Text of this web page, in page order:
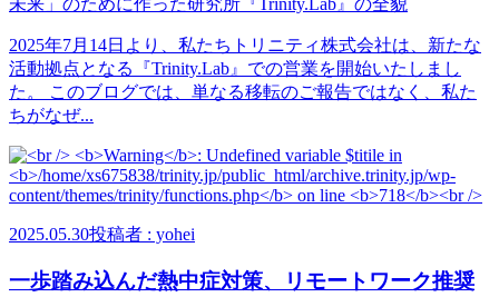
2025年7月14日より、私たちトリニティ株式会社は、新たな
活動拠点となる『Trinity.Lab』での営業を開始いたしまし
た。 このブログでは、単なる移転のご報告ではなく、私た
ちがなぜ...
2025.05.30投稿者 : yohei
一歩踏み込んだ熱中症対策、リモートワーク推奨